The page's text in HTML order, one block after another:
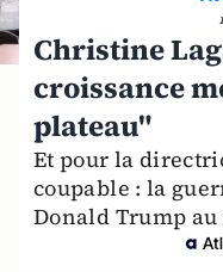
Christine
croissance
plateau"
Et pour la
coupable : la
Donald Trump